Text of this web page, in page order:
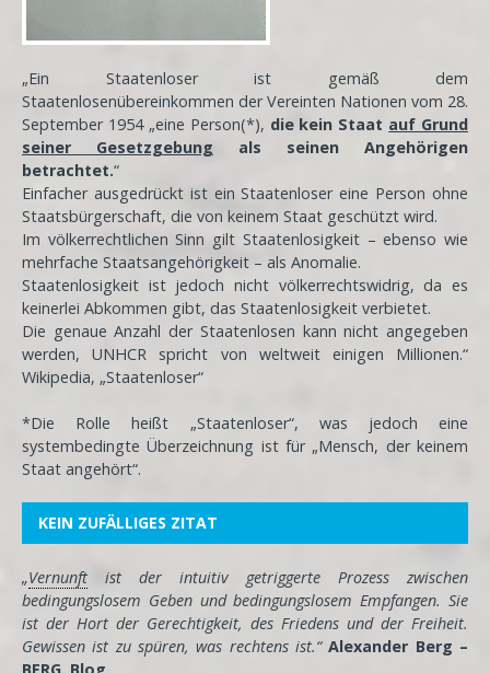
„Ein Staatenloser ist gemäß dem
Staatenlosenübereinkommen der Vereinten Nationen vom 28.
September 1954 „eine Person(*), die kein Staat auf Grund
seiner Gesetzgebung als seinen Angehörigen
betrachtet.“
Einfacher ausgedrückt ist ein Staatenloser eine Person ohne
Staatsbürgerschaft, die von keinem Staat geschützt wird.
Im völkerrechtlichen Sinn gilt Staatenlosigkeit – ebenso wie
mehrfache Staatsangehörigkeit – als Anomalie.
Staatenlosigkeit ist jedoch nicht völkerrechtswidrig, da es
keinerlei Abkommen gibt, das Staatenlosigkeit verbietet.
Die genaue Anzahl der Staatenlosen kann nicht angegeben
werden, UNHCR spricht von weltweit einigen Millionen.“
Wikipedia, „Staatenloser“
*Die Rolle heißt „Staatenloser“, was jedoch eine
systembedingte Überzeichnung ist für „Mensch, der keinem
Staat angehört“.
KEIN ZUFÄLLIGES ZITAT
„Vernunft ist der intuitiv getriggerte Prozess zwischen
bedingungslosem Geben und bedingungslosem Empfangen. Sie
ist der Hort der Gerechtigkeit, des Friedens und der Freiheit.
Gewissen ist zu spüren, was rechtens ist.“Alexander Berg –